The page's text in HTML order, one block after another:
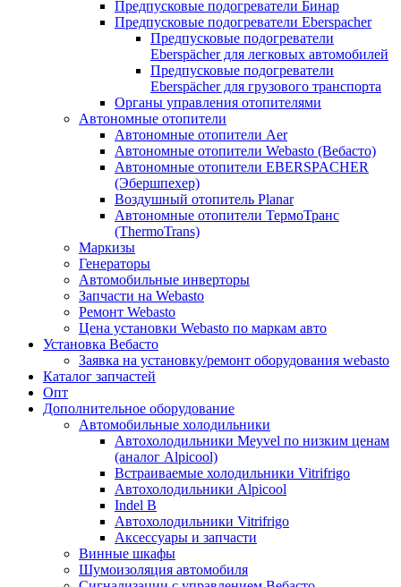
Предпусковые подогреватели Бинар
Предпусковые подогреватели Eberspacher
Предпусковые подогреватели
Eberspächer для легковых автомобилей
Предпусковые подогреватели
Eberspächer для грузового транспорта
Органы управления отопителями
Автономные отопители
Автономные отопители Аer
Автономные отопители Webasto (Вебасто)
Автономные отопители EBERSPACHER
(Эбершпехер)
Воздушный отопитель Planar
Автономные отопители ТермоТранс
(ThermoTrans)
Маркизы
Генераторы
Автомобильные инверторы
Запчасти на Webasto
Ремонт Webasto
Цена установки Webasto по маркам авто
Установка Вебасто
Заявка на установку/ремонт оборудования webasto
Каталог запчастей
Опт
Дополнительное оборудование
Автомобильные холодильники
Автохолодильники Meyvel по низким ценам
(аналог Alpicool)
Встраиваемые холодильники Vitrifrigo
Автохолодильники Alpicool
Indel B
Автохолодильники Vitrifrigo
Аксессуары и запчасти
Винные шкафы
Шумоизоляция автомобиля